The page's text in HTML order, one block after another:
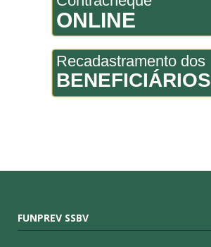
ONLINE
Recadastramento dos
BENEFICIÁRIOS
FUNPREV SSBV